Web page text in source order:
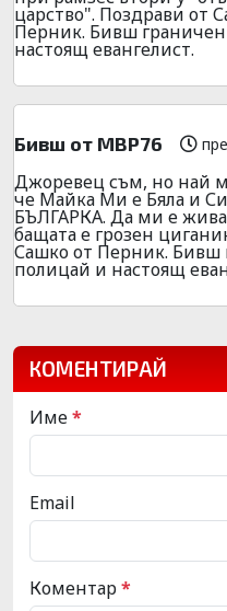
царство". Поздрави от
Перник. Бивш
настоящ евангелист.
Бивш от МВР76
Джоревец съм, но най
че Майка Ми е Бяла и
БЪЛГАРКА. Да ми е жива
бащата е грозен
Сашко от Перник. Бивш
полицай и настоящ
КОМЕНТИРАЙ
Име*
Email
Коментар*